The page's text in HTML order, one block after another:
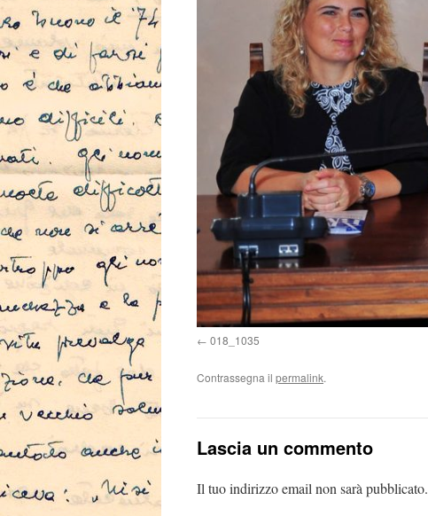
018_1035
Contrassegna il permalink.
Lascia un commento
Il tuo indirizzo email non sarà pubblicato.